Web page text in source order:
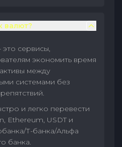
валют?
сервисы,
экономить время
между
системами без
и легко перевести
Ethereum, USDT и
Т-банка/Альфа
банка.